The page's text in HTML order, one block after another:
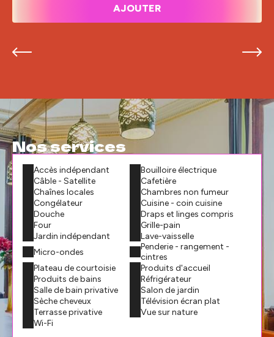
AJOUTER
Nos services
Accès indépendant
Bouilloire électrique
Câble - Satellite
Cafetière
Chaînes locales
Chambres non fumeur
Congélateur
Cuisine - coin cuisine
Douche
Draps et linges compris
Four
Grille-pain
Jardin indépendant
Lave-vaisselle
Micro-ondes
Penderie - rangement -
cintres
Plateau de courtoisie
Produits d'accueil
Produits de bains
Réfrigérateur
Salle de bain privative
Salon de jardin
Sèche cheveux
Télévision écran plat
Terrasse privative
Vue sur nature
Wi-Fi